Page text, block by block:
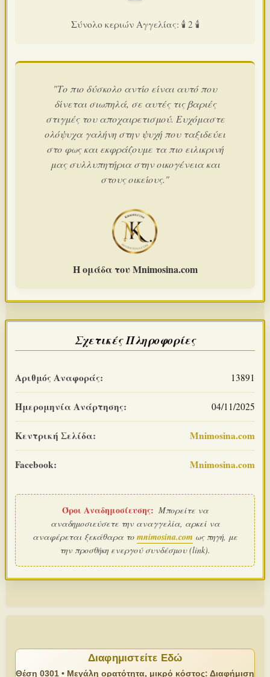
Σύνολο κεριών Αγγελίας: 🕯️ 2 🕯️
"Το πιο δύσκολο αντίο είναι αυτό που
δίνεται σιωπηλά, σε αυτές τις βαριές
στιγμές του αποχαιρετισμού. Ευχόμαστε
ολόψυχα γαλήνη στην ψυχή που ταξιδεύει
στο φως και εκφράζουμε τα πιο ειλικρινή
μας συλλυπητήρια στην οικογένεια και
στους οικείους."
Η ομάδα του Mnimosina.com
Σχετικές Πληροφορίες
Αριθμός Αναφοράς: 13891
Ημερομηνία Ανάρτησης: 04/11/2025
Κεντρική Σελίδα: Mnimosina.com
Facebook: Mnimosina.com
Όροι Αναδημοσίευσης: Μπορείτε να
αναδημοσιεύσετε την αναγγελία, αρκεί να
αναφέρεται ξεκάθαρα το mnimosina.com ως πηγή, με
την προσθήκη ενεργού συνδέσμου (link).
Διαφημιστείτε Εδώ
Θέση 0301 • Μεγάλη ορατότητα, μικρό κόστος: Διαφήμιση